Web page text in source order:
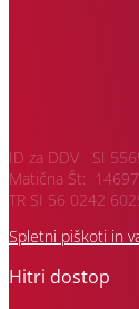
ID za DDV SI
Matična Št:
TR SI 56 0242
Spletni piškoti in
Hitri dostop